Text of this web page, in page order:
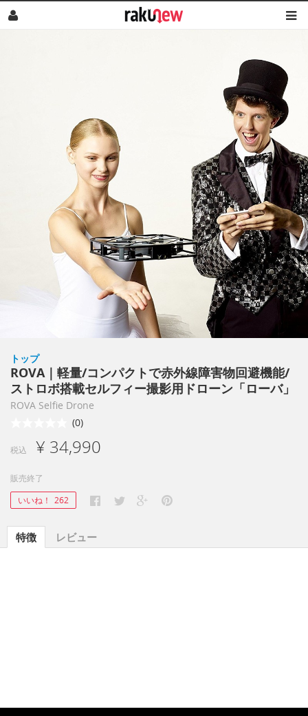
トップ
ROVA｜軽量/コンパクトで赤外線障害物回避機能/
ストロボ搭載セルフィー撮影用ドローン「ローバ」
ROVA Selfie Drone
(0)
税込 ¥ 34,990
販売終了
いいね！ 262
特徴 レビュー